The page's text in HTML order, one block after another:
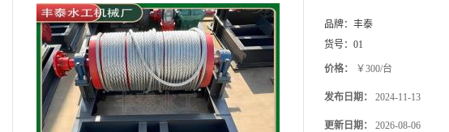
品牌： 丰泰
货号： 01
价格： ￥300/台
发布日期： 2024-11-13
更新日期： 2026-08-06